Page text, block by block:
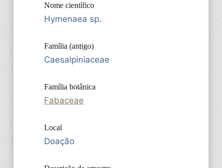
Nome científico
Hymenaea sp.
Família (antigo)
Caesalpiniaceae
Família botânica
Fabaceae
Local
Doação